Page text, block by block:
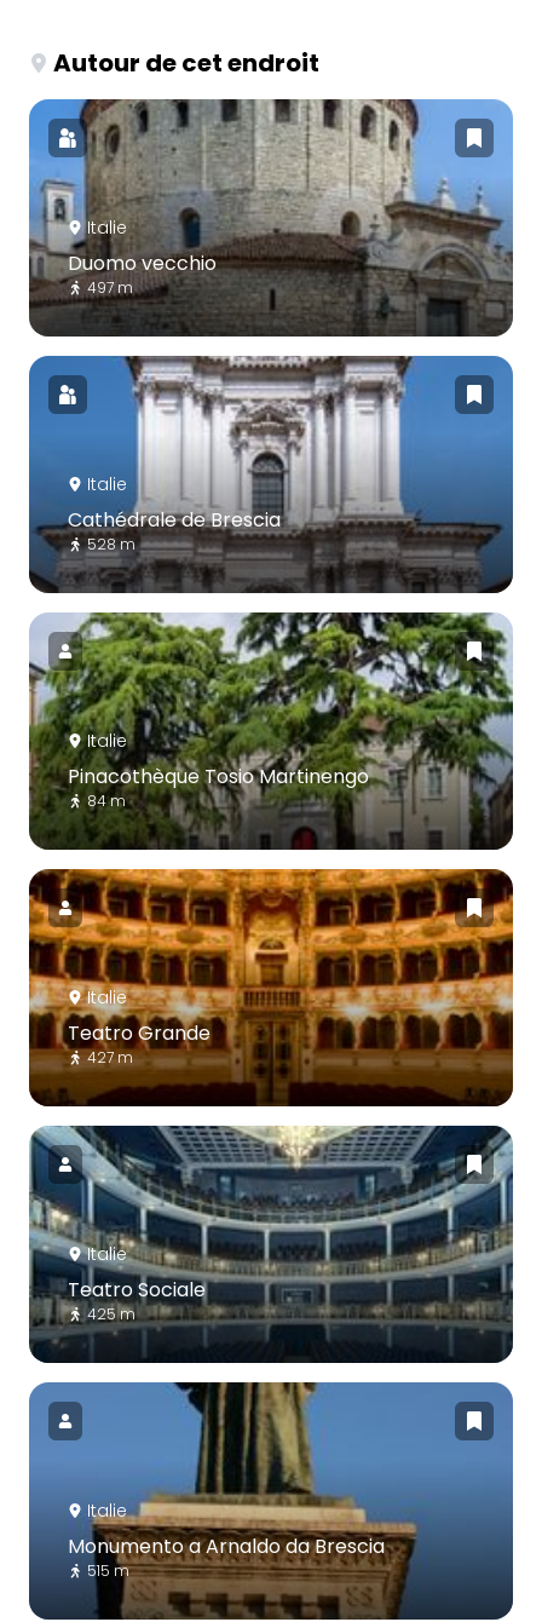
Autour de cet endroit
Italie
Duomo vecchio
497 m
Italie
Cathédrale de Brescia
528 m
Italie
Pinacothèque Tosio Martinengo
84 m
Italie
Teatro Grande
427 m
Italie
Teatro Sociale
425 m
Italie
Monumento a Arnaldo da Brescia
515 m